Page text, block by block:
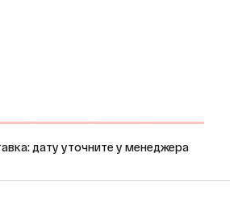
дату уточните у менеджера